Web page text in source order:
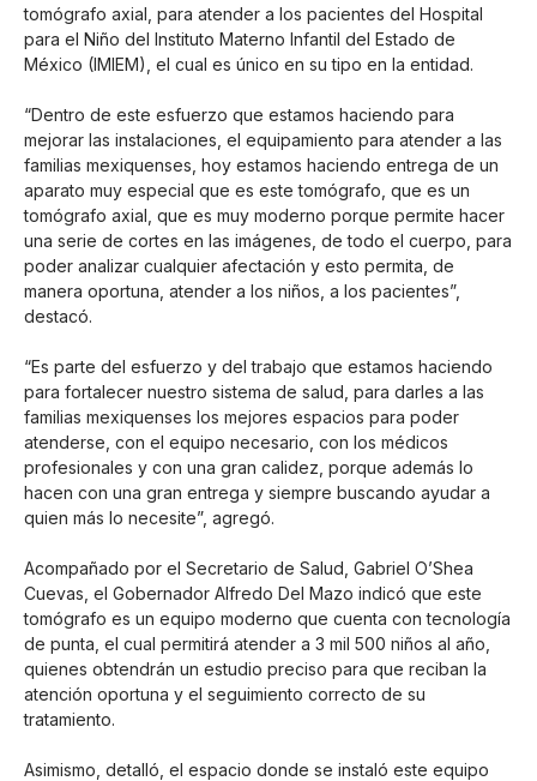
tomógrafo axial, para atender a los pacientes del Hospital
para el Niño del Instituto Materno Infantil del Estado de
México (IMIEM), el cual es único en su tipo en la entidad.
“Dentro de este esfuerzo que estamos haciendo para
mejorar las instalaciones, el equipamiento para atender a las
familias mexiquenses, hoy estamos haciendo entrega de un
aparato muy especial que es este tomógrafo, que es un
tomógrafo axial, que es muy moderno porque permite hacer
una serie de cortes en las imágenes, de todo el cuerpo, para
poder analizar cualquier afectación y esto permita, de
manera oportuna, atender a los niños, a los pacientes”,
destacó.
“Es parte del esfuerzo y del trabajo que estamos haciendo
para fortalecer nuestro sistema de salud, para darles a las
familias mexiquenses los mejores espacios para poder
atenderse, con el equipo necesario, con los médicos
profesionales y con una gran calidez, porque además lo
hacen con una gran entrega y siempre buscando ayudar a
quien más lo necesite”, agregó.
Acompañado por el Secretario de Salud, Gabriel O’Shea
Cuevas, el Gobernador Alfredo Del Mazo indicó que este
tomógrafo es un equipo moderno que cuenta con tecnología
de punta, el cual permitirá atender a 3 mil 500 niños al año,
quienes obtendrán un estudio preciso para que reciban la
atención oportuna y el seguimiento correcto de su
tratamiento.
Asimismo, detalló, el espacio donde se instaló este equipo